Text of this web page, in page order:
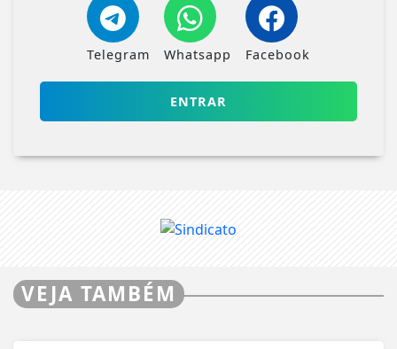
Telegram Whatsapp Facebook
ENTRAR
VEJA TAMBÉM